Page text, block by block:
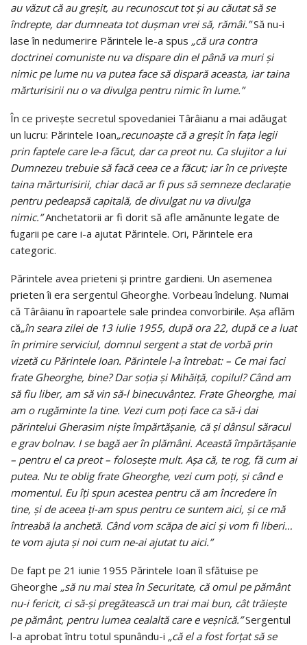
au văzut că au greşit, au recunoscut tot şi au căutat să se
îndrepte, dar dumneata tot duşman vrei să, rămâi.”Să nu-i
lase în nedumerire Părintele le-a spus „că ura contra
doctrinei comuniste nu va dispare din el până va muri şi
nimic pe lume nu va putea face să dispară aceasta, iar taina
mărturisirii nu o va divulga pentru nimic în lume.”
În ce priveşte secretul spovedaniei Târâianu a mai adăugat
un lucru: Părintele Ioan„recunoaşte că a greşit în faţa legii
prin faptele care le-a făcut, dar ca preot nu. Ca slujitor a lui
Dumnezeu trebuie să facă ceea ce a făcut; iar în ce priveşte
taina mărturisirii, chiar dacă ar fi pus să semneze declaraţie
pentru pedeapsă capitală, de divulgat nu va divulga
nimic.”Anchetatorii ar fi dorit să afle amănunte legate de
fugarii pe care i-a ajutat Părintele. Ori, Părintele era
categoric.
Părintele avea prieteni şi printre gardieni. Un asemenea
prieten îi era sergentul Gheorghe. Vorbeau îndelung. Numai
că Târâianu în rapoartele sale prindea convorbirile. Aşa aflăm
că„în seara zilei de 13 iulie 1955, după ora 22, după ce a luat
în primire serviciul, domnul sergent a stat de vorbă prin
vizetă cu Părintele Ioan. Părintele l-a întrebat: – Ce mai faci
frate Gheorghe, bine? Dar soţia şi Mihăiță, copilul? Când am
să fiu liber, am să vin să-l binecuvântez. Frate Gheorghe, mai
am o rugăminte la tine. Vezi cum poţi face ca să-i dai
părintelui Gherasim nişte împărtăşanie, că şi dânsul săracul
e grav bolnav. I se bagă aer în plămâni. Această împărtăşanie
– pentru el ca preot – foloseşte mult. Aşa că, te rog, fă cum ai
putea. Nu te oblig frate Gheorghe, vezi cum poţi, şi când e
momentul. Eu îţi spun acestea pentru că am încredere în
tine, şi de aceea ţi-am spus pentru ce suntem aici, şi ce mă
întreabă la anchetă. Când vom scăpa de aici şi vom fi liberi…
te vom ajuta şi noi cum ne-ai ajutat tu aici.”
De fapt pe 21 iunie 1955 Părintele Ioan îl sfătuise pe
Gheorghe „să nu mai stea în Securitate, că omul pe pământ
nu-i fericit, ci să-şi pregătească un trai mai bun, cât trăieşte
pe pământ, pentru lumea cealaltă care e veşnică.”Sergentul
l-a aprobat întru totul spunându-i „că el a fost forţat să se